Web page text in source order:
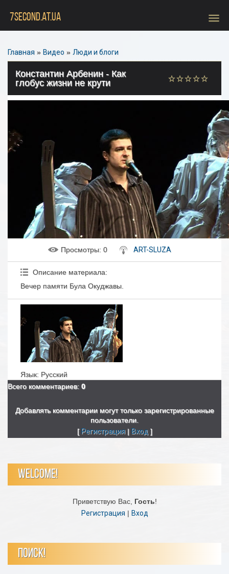
7SECOND.AT.UA menu
Главная » Видео » Люди и блоги
Константин Арбенин - Как
глобус жизни не крути
Просмотры: 0 ART-SLUZA
Описание материала:
Вечер памяти Була Окуджавы.
Язык: Русский
Всего комментариев: 0
Добавлять комментарии могут только зарегистрированные
пользователи.
[ Регистрация| Вход ]
WELCOME!
Приветствую Вас, Гость!
Регистрация | Вход
ПОИСК!